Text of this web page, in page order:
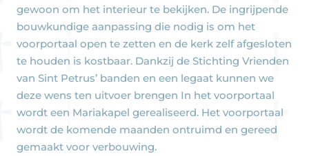
gewoon om het interieur te bekijken. De ingrijpende
bouwkundige aanpassing die nodig is om het
voorportaal open te zetten en de kerk zelf afgesloten
te houden is kostbaar. Dankzij de Stichting Vrienden
van Sint Petrus’ banden en een legaat kunnen we
deze wens ten uitvoer brengen In het voorportaal
wordt een Mariakapel gerealiseerd. Het voorportaal
wordt de komende maanden ontruimd en gereed
gemaakt voor verbouwing.